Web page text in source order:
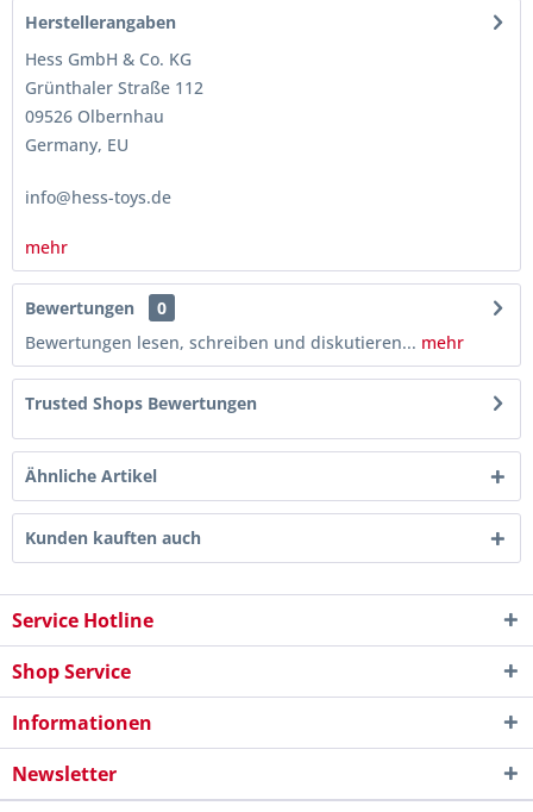
Herstellerangaben
Hess GmbH & Co. KG
Grünthaler Straße 112
09526 Olbernhau
Germany, EU
info@hess-toys.de
mehr
Bewertungen
0
Bewertungen lesen, schreiben und diskutieren... mehr
Trusted Shops Bewertungen
Ähnliche Artikel
Kunden kauften auch
Service Hotline
Shop Service
Informationen
Newsletter